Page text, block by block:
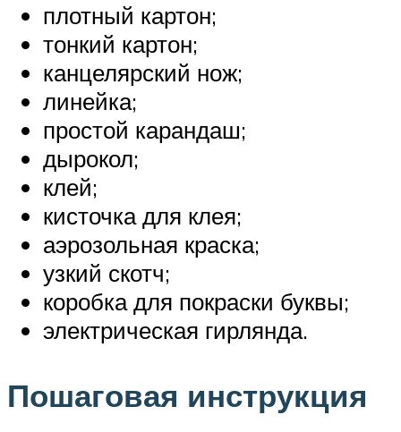
плотный картон;
тонкий картон;
канцелярский нож;
линейка;
простой карандаш;
дырокол;
клей;
кисточка для клея;
аэрозольная краска;
узкий скотч;
коробка для покраски буквы;
электрическая гирлянда.
Пошаговая инструкция